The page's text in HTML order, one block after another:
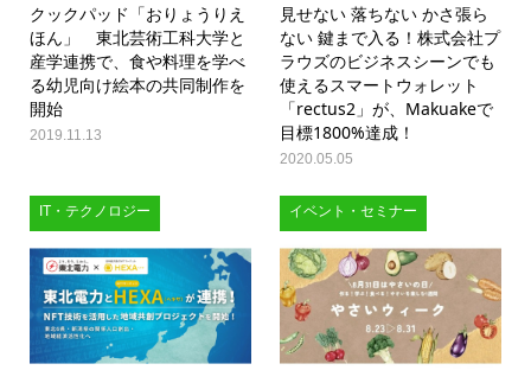
クックパッド「おりょうりえ
ほん」 東北芸術工科大学と
産学連携で、食や料理を学べ
る幼児向け絵本の共同制作を
開始
2019.11.13
見せない 落ちない かさ張ら
ない 鍵まで入る！株式会社プ
ラウズのビジネスシーンでも
使えるスマートウォレット
「rectus2」が、Makuakeで
目標1800%達成！
2020.05.05
IT・テクノロジー イベント・セミナー